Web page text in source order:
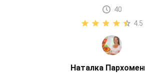
40
4.5
Наталка